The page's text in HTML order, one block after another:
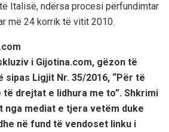
Italisë, ndërsa procesi përfundimtar
më 24 korrik të vitit 2010.
i Gijotina.com, gëzon të
Ligjit Nr. 35/2016, “Për të
drejtat e lidhura me to”. Shkrimi
nga mediat e tjera vetëm duke
në fund të vendoset linku i